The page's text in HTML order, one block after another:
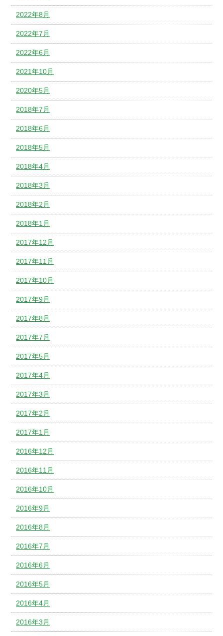
2022年8月
2022年7月
2022年6月
2021年10月
2020年5月
2018年7月
2018年6月
2018年5月
2018年4月
2018年3月
2018年2月
2018年1月
2017年12月
2017年11月
2017年10月
2017年9月
2017年8月
2017年7月
2017年5月
2017年4月
2017年3月
2017年2月
2017年1月
2016年12月
2016年11月
2016年10月
2016年9月
2016年8月
2016年7月
2016年6月
2016年5月
2016年4月
2016年3月